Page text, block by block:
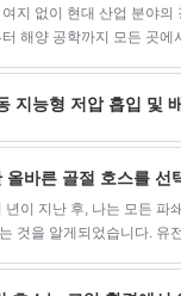
지 없이 현대 산업 분야의
해양 공학까지 모든 곳에
년이 지난 후, 나는 모든 파
것을 알게되었습니다. 유